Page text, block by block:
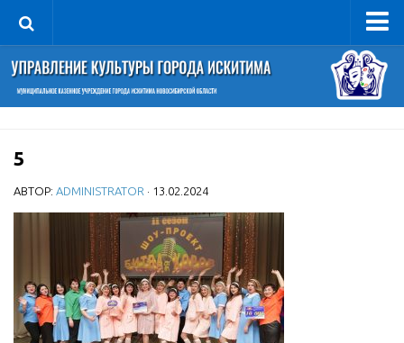
Управление
Руководитель
Фотогалерея
Документы
Учредительные документы
Правовая база
Противодействие коррупции
5
АВТОР: ADMINISTRATOR · 13.02.2024